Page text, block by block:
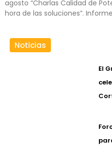
agosto “Charlas Calidad de
hora de las soluciones”.
Noticias
El